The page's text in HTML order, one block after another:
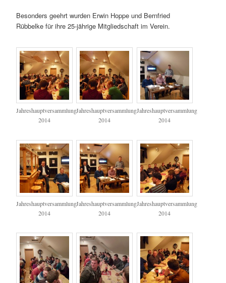
Besonders geehrt wurden Erwin Hoppe und Bernfried
Rübbelke für ihre 25-jährige Mitgliedschaft im Verein.
Jahreshauptversammlung
2014
Jahreshauptversammlung
2014
Jahreshauptversammlung
2014
Jahreshauptversammlung
2014
Jahreshauptversammlung
2014
Jahreshauptversammlung
2014